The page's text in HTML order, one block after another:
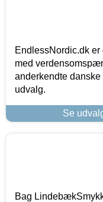
EndlessNordic.dk
med
anderkendte
udvalg.
Se
Bag